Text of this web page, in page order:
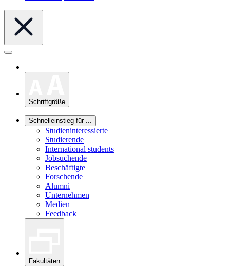
Schriftgröße
Schnelleinstieg für ...
Studieninteressierte
Studierende
International students
Jobsuchende
Beschäftigte
Forschende
Alumni
Unternehmen
Medien
Feedback
Fakultäten